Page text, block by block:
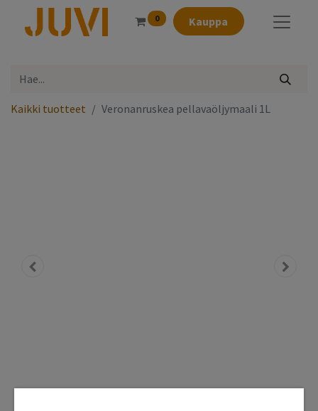
0 Kauppa
Kaikki tuotteet Veronanruskea pellavaöljymaali 1L